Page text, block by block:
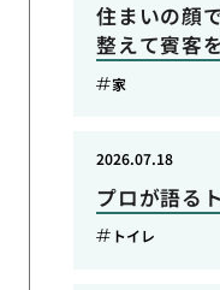
住まいの顔
整えて賓客
家
プロが語る
2026.07.18
トイレ